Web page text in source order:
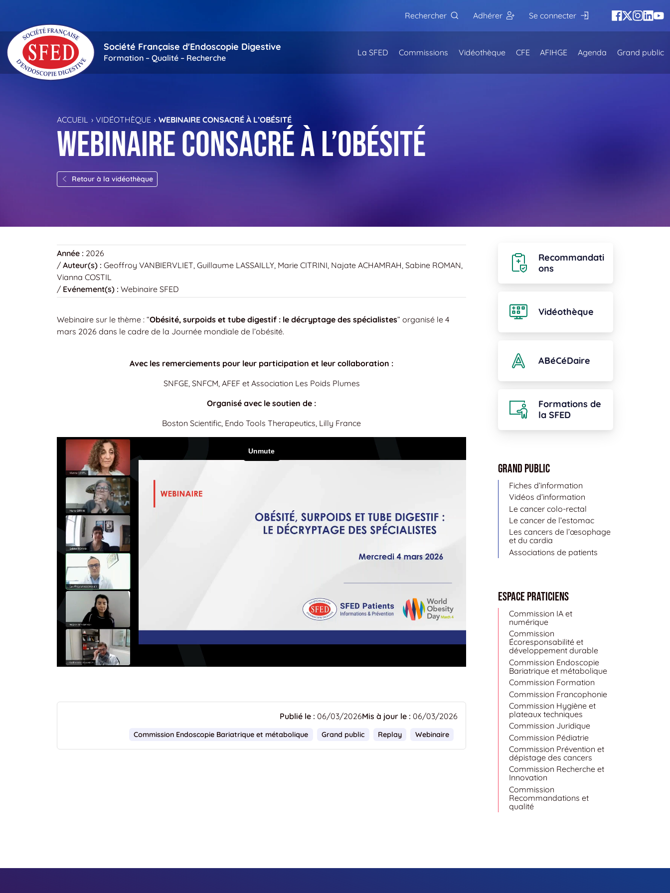
Rechercher
Adhérer Se connecter
Société Française d'Endoscopie Digestive
Formation – Qualité – Recherche
La SFED Commissions Vidéothèque CFE AFIHGE Agenda Grand public
ACCUEIL VIDÉOTHÈQUE WEBINAIRE CONSACRÉ À L’OBÉSITÉ
Webinaire consacré à l’obésité
Retour à la vidéothèque
Année : 2026
/ Auteur(s) : Geoffroy VANBIERVLIET, Guillaume LASSAILLY, Marie CITRINI, Najate ACHAMRAH, Sabine ROMAN,
Vianna COSTIL
/ Evénement(s) : Webinaire SFED
Webinaire sur le thème : “Obésité, surpoids et tube digestif : le décryptage des spécialistes” organisé le 4
mars 2026 dans le cadre de la Journée mondiale de l’obésité.
Avec les remerciements pour leur participation et leur collaboration :
SNFGE, SNFCM, AFEF et Association Les Poids Plumes
Organisé avec le soutien de :
Boston Scientific, Endo Tools Therapeutics, Lilly France
Publié le : 06/03/2026Mis à jour le : 06/03/2026
Commission Endoscopie Bariatrique et métabolique Grand public Replay Webinaire
Recommandati
ons
Vidéothèque
ABéCéDaire
Formations de
la SFED
Grand public
Fiches d’information
Vidéos d’information
Le cancer colo-rectal
Le cancer de l’estomac
Les cancers de l’œsophage
et du cardia
Associations de patients
Espace Praticiens
Commission IA et
numérique
Commission
Écoresponsabilité et
développement durable
Commission Endoscopie
Bariatrique et métabolique
Commission Formation
Commission Francophonie
Commission Hygiène et
plateaux techniques
Commission Juridique
Commission Pédiatrie
Commission Prévention et
dépistage des cancers
Commission Recherche et
Innovation
Commission
Recommandations et
qualité